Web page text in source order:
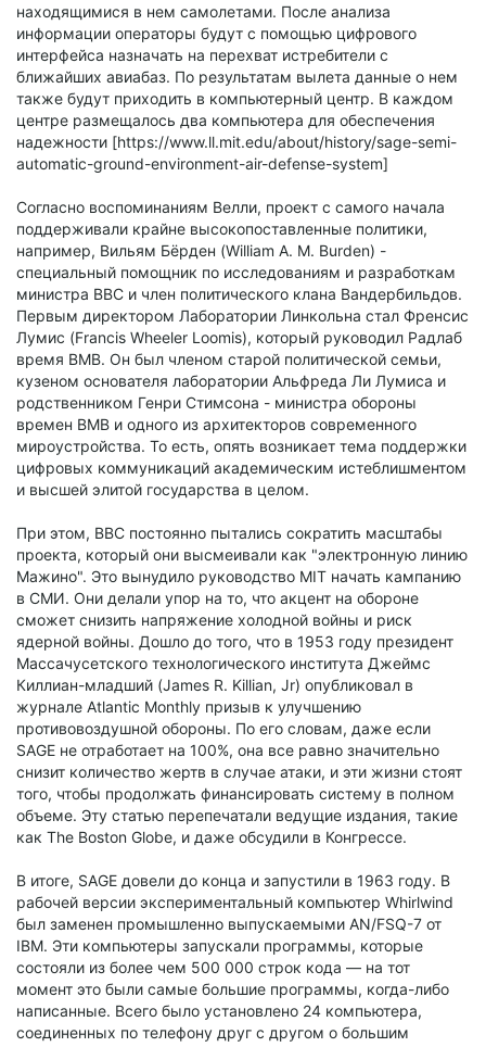
находящимися в нем самолетами. После анализа
информации операторы будут с помощью цифрового
интерфейса назначать на перехват истребители с
ближайших авиабаз. По результатам вылета данные о нем
также будут приходить в компьютерный центр. В каждом
центре размещалось два компьютера для обеспечения
надежности [https://www.ll.mit.edu/about/history/sage-semi-
automatic-ground-environment-air-defense-system]
Согласно воспоминаниям Велли, проект с самого начала
поддерживали крайне высокопоставленные политики,
например, Вильям Бёрден (William A. M. Burden) -
специальный помощник по исследованиям и разработкам
министра ВВС и член политического клана Вандербильдов.
Первым директором Лаборатории Линкольна стал Френсис
Лумис (Francis Wheeler Loomis), который руководил Радлаб
время ВМВ. Он был членом старой политической семьи,
кузеном основателя лаборатории Альфреда Ли Лумиса и
родственником Генри Стимсона - министра обороны
времен ВМВ и одного из архитекторов современного
мироустройства. То есть, опять возникает тема поддержки
цифровых коммуникаций академическим истеблишментом
и высшей элитой государства в целом.
При этом, ВВС постоянно пытались сократить масштабы
проекта, который они высмеивали как "электронную линию
Мажино". Это вынудило руководство MIT начать кампанию
в СМИ. Они делали упор на то, что акцент на обороне
сможет снизить напряжение холодной войны и риск
ядерной войны. Дошло до того, что в 1953 году президент
Массачусетского технологического института Джеймс
Киллиан-младший (James R. Killian, Jr) опубликовал в
журнале Atlantic Monthly призыв к улучшению
противовоздушной обороны. По его словам, даже если
SAGE не отработает на 100%, она все равно значительно
снизит количество жертв в случае атаки, и эти жизни стоят
того, чтобы продолжать финансировать систему в полном
объеме. Эту статью перепечатали ведущие издания, такие
как The Boston Globe, и даже обсудили в Конгрессе.
В итоге, SAGE довели до конца и запустили в 1963 году. В
рабочей версии экспериментальный компьютер Whirlwind
был заменен промышленно выпускаемыми AN/FSQ-7 от
IBM. Эти компьютеры запускали программы, которые
состояли из более чем 500 000 строк кода — на тот
момент это были самые большие программы, когда-либо
написанные. Всего было установлено 24 компьютера,
соединенных по телефону друг с другом о большим